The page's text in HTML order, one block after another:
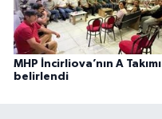
MHP İncirliova’nın A Takımı
belirlendi